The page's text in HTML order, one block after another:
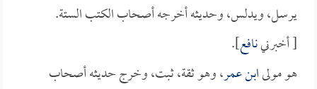
يرسل، ويدلس، وحديثه أخرجه أصحاب الكتب الستة.
[ أخبرنينافع].
هو مولىابن عمر، وهو ثقة، ثبت، وخرج حديثه أصحاب